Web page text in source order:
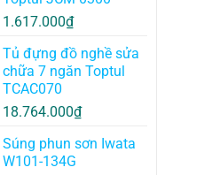
1.617.000₫
Tủ đựng đồ nghề sửa
chữa 7 ngăn Toptul
TCAC070
18.764.000₫
Súng phun sơn Iwata
W101-134G